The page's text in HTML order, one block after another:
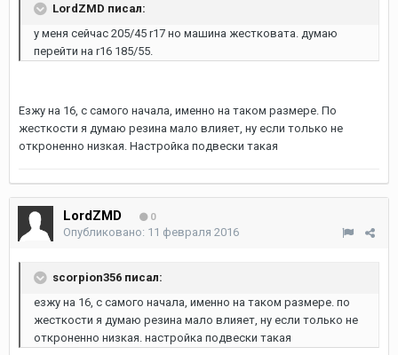
LordZMD писал:
у меня сейчас 205/45 r17 но машина жестковата. думаю
перейти на r16 185/55.
Езжу на 16, с самого начала, именно на таком размере. По
жесткости я думаю резина мало влияет, ну если только не
откроненно низкая. Настройка подвески такая
LordZMD 0
Опубликовано: 11 февраля 2016
scorpion356 писал:
езжу на 16, с самого начала, именно на таком размере. по
жесткости я думаю резина мало влияет, ну если только не
откроненно низкая. настройка подвески такая